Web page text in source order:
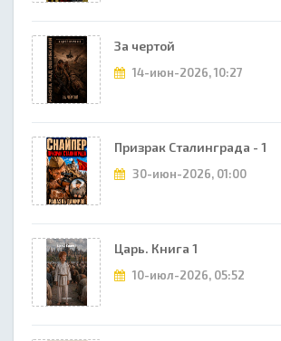
За чертой
14-июн-2026, 10:27
Призрак Сталинграда - 1
30-июн-2026, 01:00
Царь. Книга 1
10-июл-2026, 05:52